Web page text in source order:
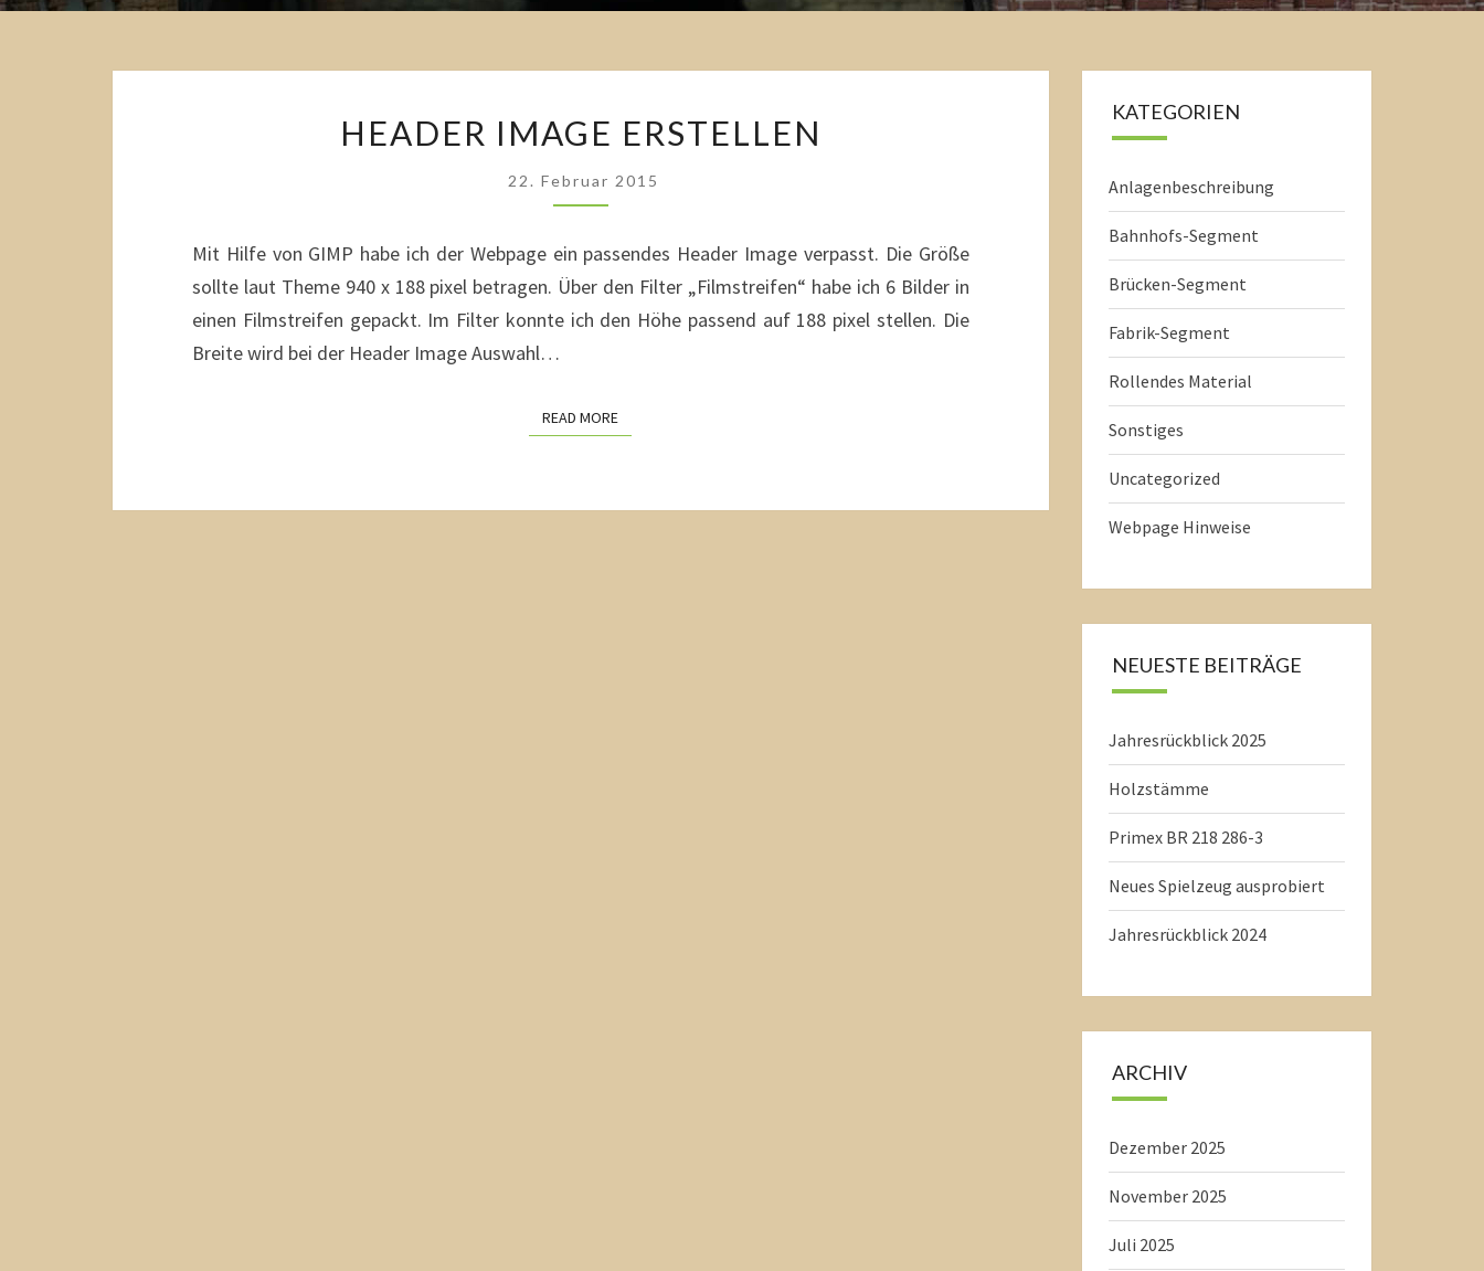
IMAGE
ERSTELLEN
HEADER IMAGE ERSTELLEN
22. Februar 2015
Mit Hilfe von GIMP habe ich der Webpage ein passendes Header Image verpasst. Die Größe
sollte laut Theme 940 x 188 pixel betragen. Über den Filter „Filmstreifen“ habe ich 6 Bilder in
einen Filmstreifen gepackt. Im Filter konnte ich den Höhe passend auf 188 pixel stellen. Die
Breite wird bei der Header Image Auswahl…
READ MOREREAD MORE
KATEGORIEN
Anlagenbeschreibung
Bahnhofs-Segment
Brücken-Segment
Fabrik-Segment
Rollendes Material
Sonstiges
Uncategorized
Webpage Hinweise
NEUESTE BEITRÄGE
Jahresrückblick 2025
Holzstämme
Primex BR 218 286-3
Neues Spielzeug ausprobiert
Jahresrückblick 2024
ARCHIV
Dezember 2025
November 2025
Juli 2025